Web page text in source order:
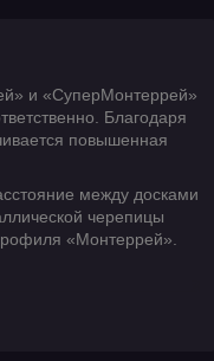
и «СуперМонтеррей»
Благодаря
повышенная
между досками
черепицы
«Монтеррей».